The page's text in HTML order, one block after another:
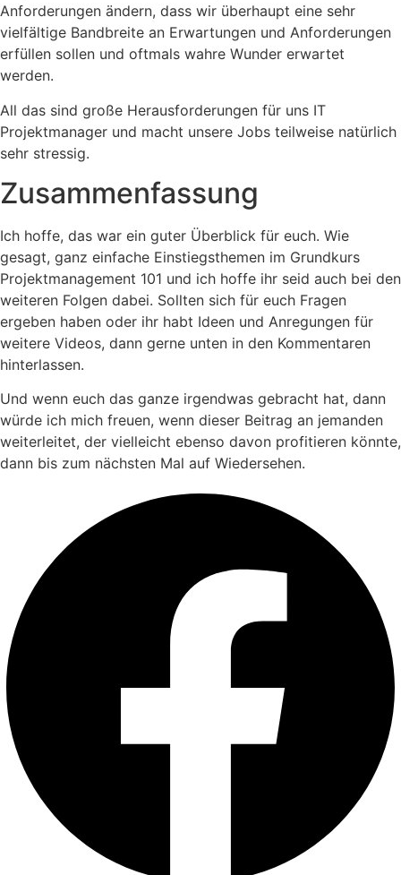
Anforderungen ändern, dass wir überhaupt eine sehr
vielfältige Bandbreite an Erwartungen und Anforderungen
erfüllen sollen und oftmals wahre Wunder erwartet
werden.
All das sind große Herausforderungen für uns IT
Projektmanager und macht unsere Jobs teilweise natürlich
sehr stressig.
Zusammenfassung
Ich hoffe, das war ein guter Überblick für euch. Wie
gesagt, ganz einfache Einstiegsthemen im Grundkurs
Projektmanagement 101 und ich hoffe ihr seid auch bei den
weiteren Folgen dabei. Sollten sich für euch Fragen
ergeben haben oder ihr habt Ideen und Anregungen für
weitere Videos, dann gerne unten in den Kommentaren
hinterlassen.
Und wenn euch das ganze irgendwas gebracht hat, dann
würde ich mich freuen, wenn dieser Beitrag an jemanden
weiterleitet, der vielleicht ebenso davon profitieren könnte,
dann bis zum nächsten Mal auf Wiedersehen.